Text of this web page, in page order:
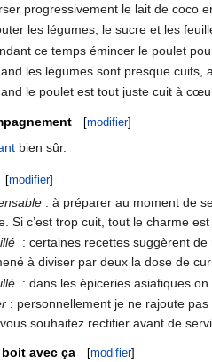
progressivement le lait de coco
les légumes, le sucre et les
ce temps émincer le poulet
les légumes sont presque cuits,
le poulet est tout juste cuit à
[modifier]
bien sûr.
[modifier]
: à préparer au moment de
Si c’est trop cuit, tout le charme est
: certaines recettes suggèrent
à diviser par deux la dose de
: dans les épiceries asiatiques
: personnellement je ne rajoute
souhaitez rectifier avant de
avec ça [modifier]